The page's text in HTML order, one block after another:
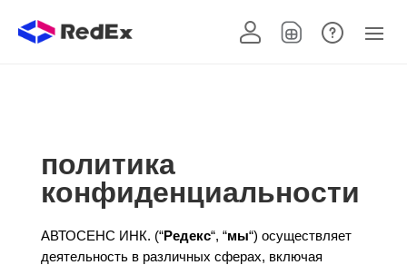
политика
конфиденциальности
АВТОСЕНС ИНК. (“Редекс“, “мы“) осуществляет
деятельность в различных сферах, включая